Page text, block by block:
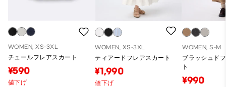
WOMEN, XS-3XL
チュールフレアスカート
¥590
値下げ
WOMEN, XS-3XL
ティアードフレアスカート
¥1,990
値下げ
WOMEN, S-M
ブラッシュド
ト
¥990